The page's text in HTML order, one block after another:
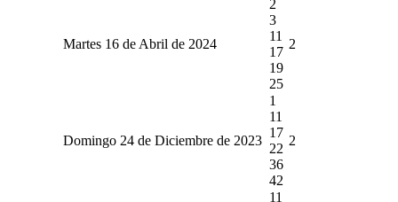
Martes 16 de Abril de 2024
2
3
11
17
19
25
2
Domingo 24 de Diciembre de 2023
1
11
17
22
36
42
2
11